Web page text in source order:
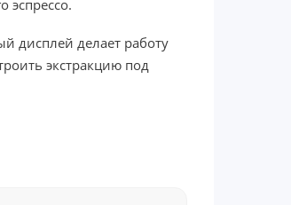
дисплей делает работу
экстракцию под